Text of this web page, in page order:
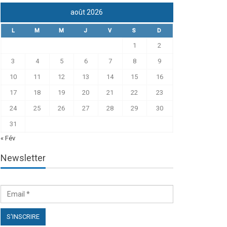
août 2026
L M M J V S D
1 2
3 4 5 6 7 8 9
10 11 12 13 14 15 16
17 18 19 20 21 22 23
24 25 26 27 28 29 30
31
« Fév
Newsletter